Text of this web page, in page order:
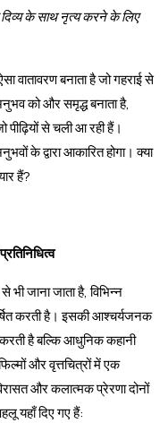
के साथ नृत्य करने के लिए
वातावरण बनाता है जो गहराई से
को और समृद्ध बनाता है,
पीढ़ियों से चली आ रही हैं।
के द्वारा आकारित होगा। क्या
हैं?
जाना जाता है, विभिन्न
करती है। इसकी आश्चर्यजनक
है बल्कि आधुनिक कहानी
और वृत्तचित्रों में एक
और कलात्मक प्रेरणा दोनों
यहाँ दिए गए हैं: